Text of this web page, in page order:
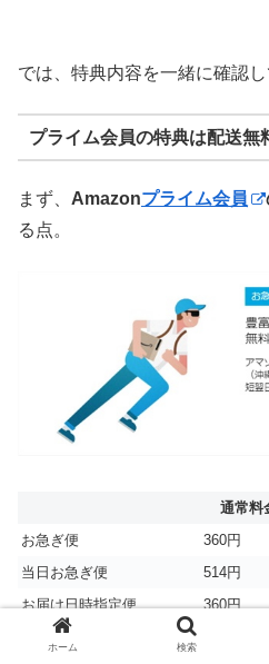
では、特典内容を一緒に確認し
プライム会員の特典は配送無
まず、 Amazonプライム会員
る点。
通常料
お急ぎ便
360円
当日お急ぎ便
514円
お届け日時指定便
360円
ホーム 検索